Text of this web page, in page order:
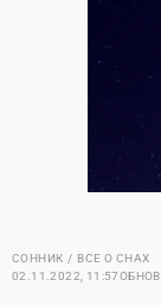
СОННИК
ВСЕ О СНАХ
02.11.2022, 11:57